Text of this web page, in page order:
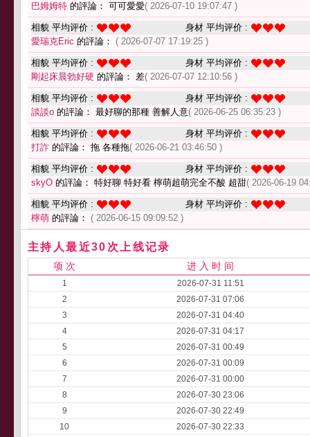
巴姆姆特 的評論： 可可愛愛( 2026-07-10 19:07:47 )
相貌 平均评价 :
身材 平均评价 :
愛瑞克Eric 的評論： ( 2026-07-07 17:19:25 )
相貌 平均评价 :
身材 平均评价 :
剛起床晨勃好硬 的評論： 差( 2026-07-07 12:10:56 )
相貌 平均评价 :
身材 平均评价 :
談談o 的評論： 最好聊的那種 善解人意( 2026-06-25 06:35:23 )
相貌 平均评价 :
身材 平均评价 :
打詐 的評論： 拖 各種拖( 2026-06-21 03:46:50 )
相貌 平均评价 :
身材 平均评价 :
skyO 的評論： 特好聊 特好看 檸萌超萌完全不酸 超甜( 2026-06-19
相貌 平均评价 :
身材 平均评价 :
檸萌 的評論： ( 2026-06-15 09:09:52 )
主持人最近30次上线记录
项 次 进 入 时 间
1
2026-07-31 11:51
2
2026-07-31 07:06
3
2026-07-31 04:40
4
2026-07-31 04:17
5
2026-07-31 00:49
6
2026-07-31 00:09
7
2026-07-31 00:00
8
2026-07-30 23:06
9
2026-07-30 22:49
10
2026-07-30 22:33